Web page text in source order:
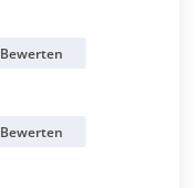
Bewerten
Bewerten